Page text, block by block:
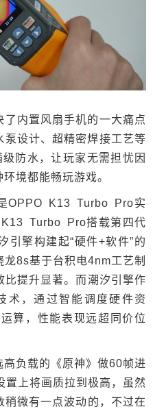
内置风扇手机的一大痛点
设计、超精密焊接工艺等
防水，让玩家无需担忧因
境都能畅玩游戏。
K13 Turbo Pro实
Turbo Pro搭载第四代
引擎构建起“硬件+软件”的
8s基于台积电4nm工艺制
提升显著。而潮汐引擎作
术，通过智能调度硬件资
算，性能表现远超同价位
负载的《原神》做60帧进
置上将画质拉到极高，虽然
微有一点波动的，不过在